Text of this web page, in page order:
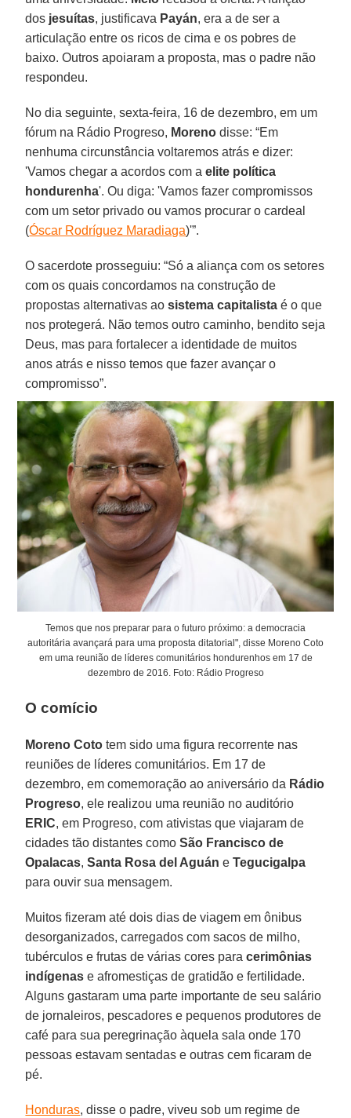
dos jesuítas, justificava Payán, era a de ser a
articulação entre os ricos de cima e os pobres de
baixo. Outros apoiaram a proposta, mas o padre não
respondeu.
No dia seguinte, sexta-feira, 16 de dezembro, em um
fórum na Rádio Progreso, Moreno disse: “Em
nenhuma circunstância voltaremos atrás e dizer:
'Vamos chegar a acordos com aelite política
hondurenha'. Ou diga: 'Vamos fazer compromissos
com um setor privado ou vamos procurar o cardeal
(Óscar Rodríguez Maradiaga)'”.
O sacerdote prosseguiu: “Só a aliança com os setores
com os quais concordamos na construção de
propostas alternativas aosistema capitalista é o que
nos protegerá. Não temos outro caminho, bendito seja
Deus, mas para fortalecer a identidade de muitos
anos atrás e nisso temos que fazer avançar o
compromisso”.
Temos que nos preparar para o futuro próximo: a democracia
autoritária avançará para uma proposta ditatorial", disse Moreno Coto
em uma reunião de líderes comunitários hondurenhos em 17 de
dezembro de 2016. Foto: Rádio Progreso
O comício
Moreno Coto tem sido uma figura recorrente nas
reuniões de líderes comunitários. Em 17 de
dezembro, em comemoração ao aniversário da Rádio
Progreso, ele realizou uma reunião no auditório
ERIC, em Progreso, com ativistas que viajaram de
cidades tão distantes comoSão Francisco de
Opalacas,Santa Rosa del Aguán eTegucigalpa
para ouvir sua mensagem.
Muitos fizeram até dois dias de viagem em ônibus
desorganizados, carregados com sacos de milho,
tubérculos e frutas de várias cores paracerimônias
indígenas e afromestiças de gratidão e fertilidade.
Alguns gastaram uma parte importante de seu salário
de jornaleiros, pescadores e pequenos produtores de
café para sua peregrinação àquela sala onde 170
pessoas estavam sentadas e outras cem ficaram de
pé.
Honduras, disse o padre, viveu sob um regime de